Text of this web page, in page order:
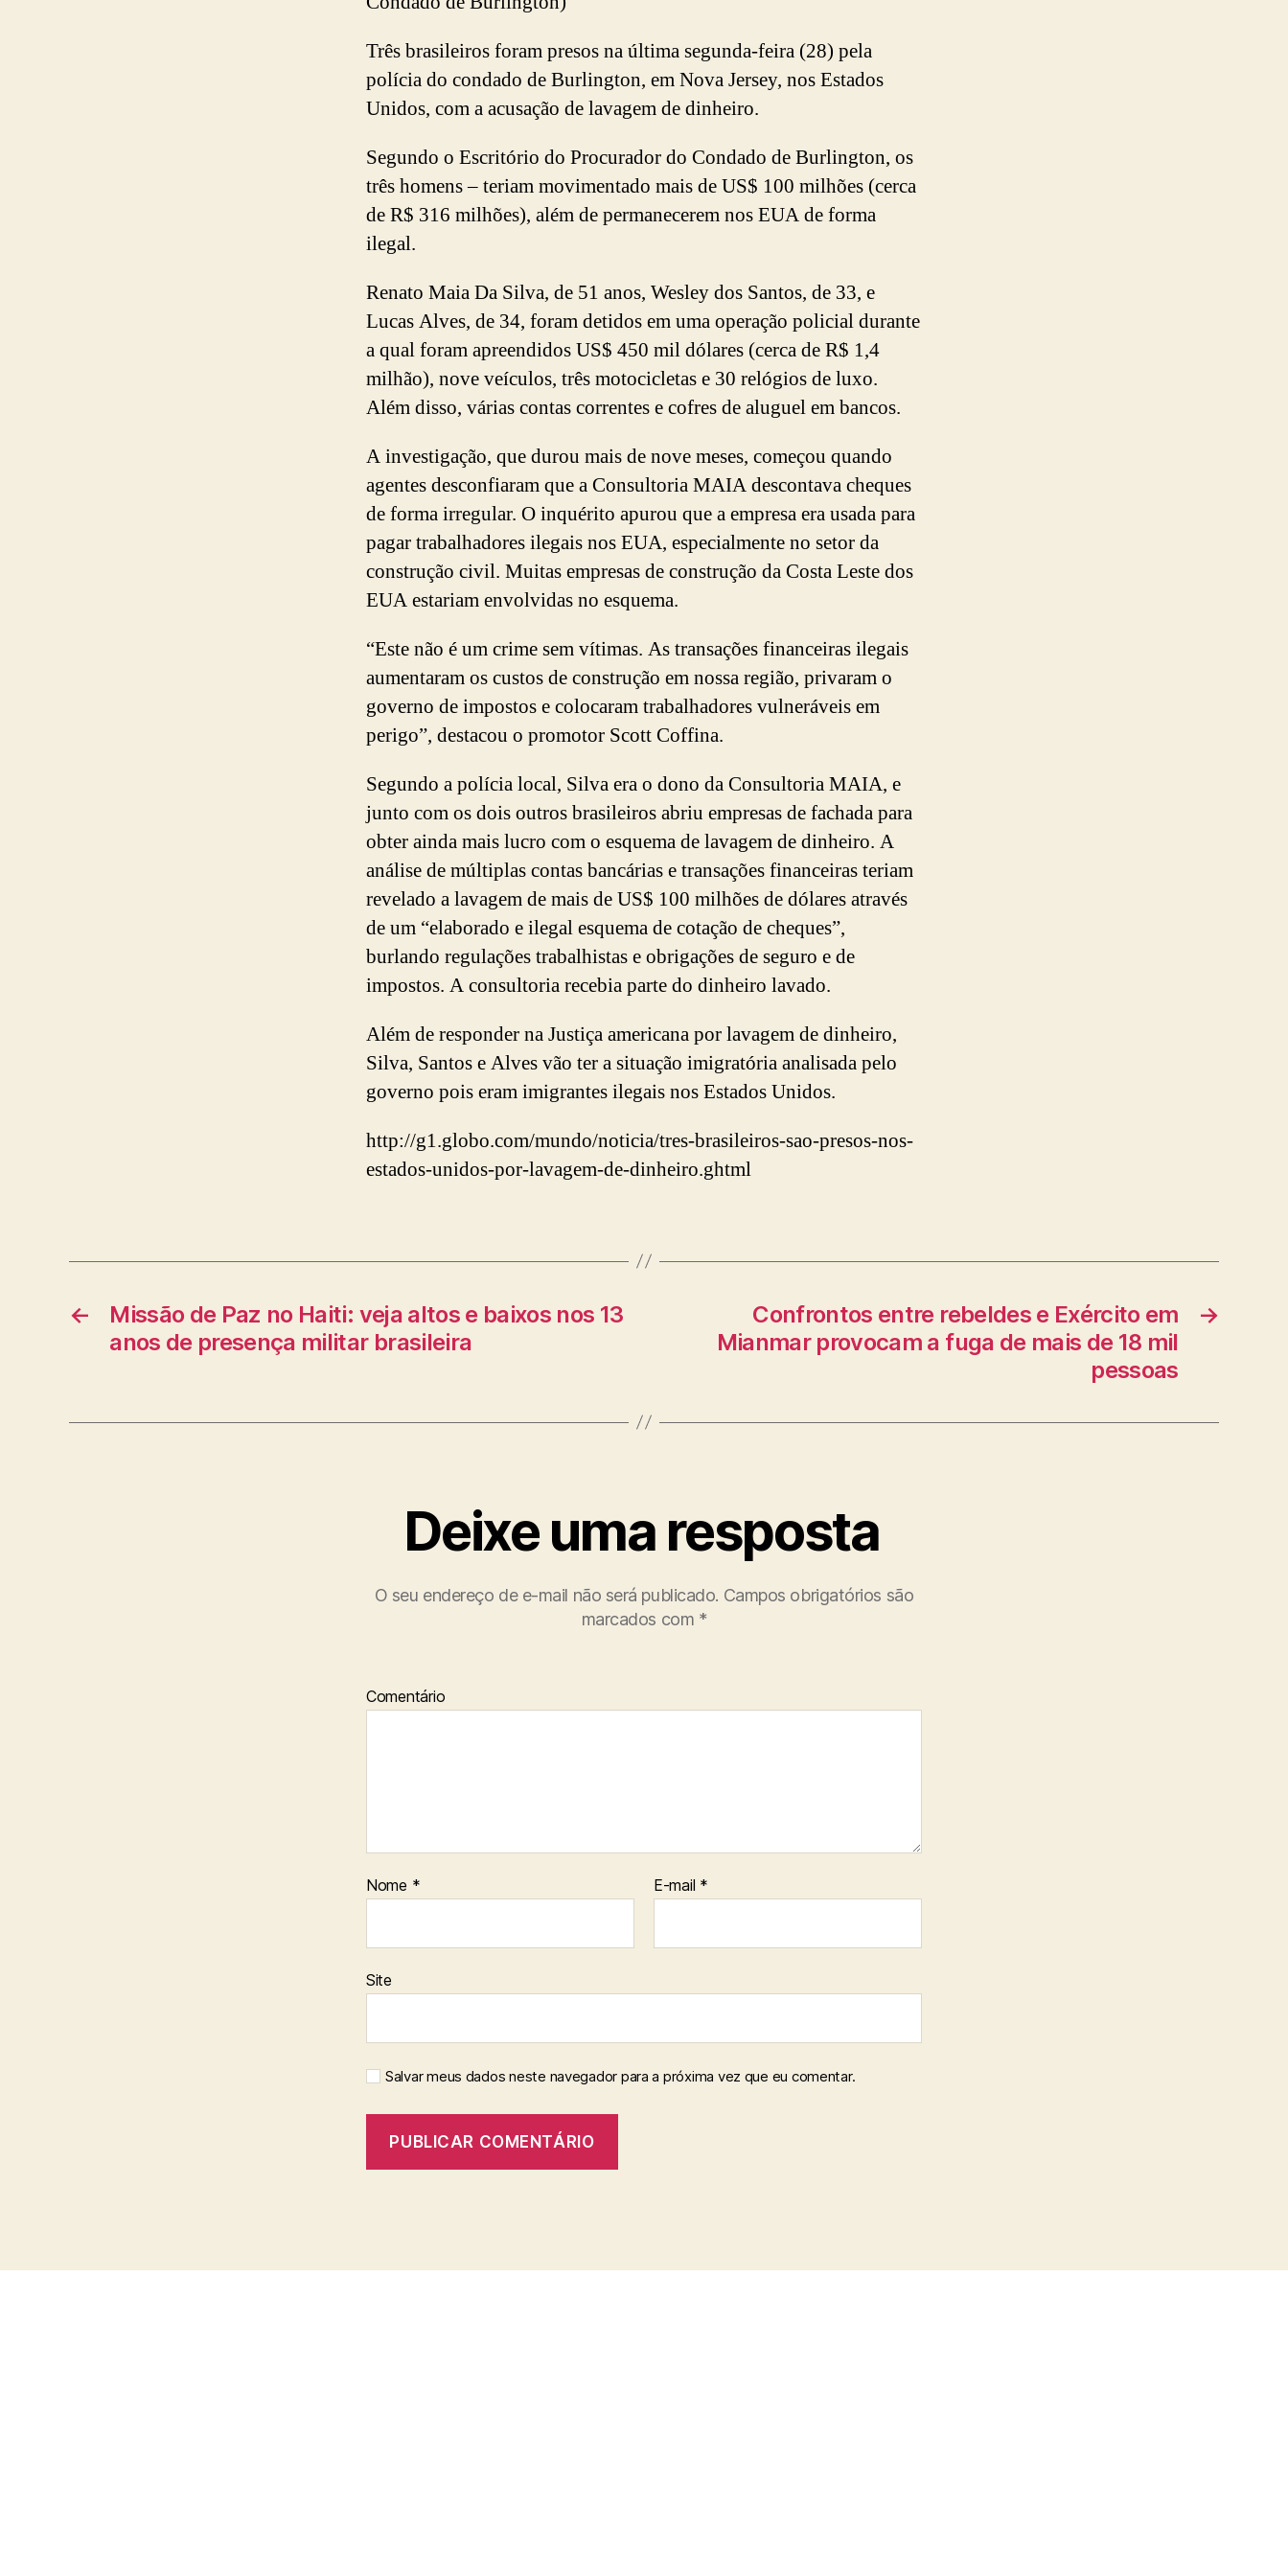
Três brasileiros foram presos na última segunda-feira (28) pela
polícia do condado de Burlington, em Nova Jersey, nos Estados
Unidos, com a acusação de lavagem de dinheiro.
Segundo o Escritório do Procurador do Condado de Burlington, os
três homens – teriam movimentado mais de US$ 100 milhões (cerca
de R$ 316 milhões), além de permanecerem nos EUA de forma
ilegal.
Renato Maia Da Silva, de 51 anos, Wesley dos Santos, de 33, e
Lucas Alves, de 34, foram detidos em uma operação policial durante
a qual foram apreendidos US$ 450 mil dólares (cerca de R$ 1,4
milhão), nove veículos, três motocicletas e 30 relógios de luxo.
Além disso, várias contas correntes e cofres de aluguel em bancos.
A investigação, que durou mais de nove meses, começou quando
agentes desconfiaram que a Consultoria MAIA descontava cheques
de forma irregular. O inquérito apurou que a empresa era usada para
pagar trabalhadores ilegais nos EUA, especialmente no setor da
construção civil. Muitas empresas de construção da Costa Leste dos
EUA estariam envolvidas no esquema.
“Este não é um crime sem vítimas. As transações financeiras ilegais
aumentaram os custos de construção em nossa região, privaram o
governo de impostos e colocaram trabalhadores vulneráveis em
perigo”, destacou o promotor Scott Coffina.
Segundo a polícia local, Silva era o dono da Consultoria MAIA, e
junto com os dois outros brasileiros abriu empresas de fachada para
obter ainda mais lucro com o esquema de lavagem de dinheiro. A
análise de múltiplas contas bancárias e transações financeiras teriam
revelado a lavagem de mais de US$ 100 milhões de dólares através
de um “elaborado e ilegal esquema de cotação de cheques”,
burlando regulações trabalhistas e obrigações de seguro e de
impostos. A consultoria recebia parte do dinheiro lavado.
Além de responder na Justiça americana por lavagem de dinheiro,
Silva, Santos e Alves vão ter a situação imigratória analisada pelo
governo pois eram imigrantes ilegais nos Estados Unidos.
http://g1.globo.com/mundo/noticia/tres-brasileiros-sao-presos-nos-
estados-unidos-por-lavagem-de-dinheiro.ghtml
←
Missão de Paz no Haiti: veja altos e baixos nos 13
anos de presença militar brasileira
→
Confrontos entre rebeldes e Exército em
Mianmar provocam a fuga de mais de 18 mil
pessoas
Deixe uma resposta
O seu endereço de e-mail não será publicado. Campos obrigatórios são
marcados com *
Comentário
Nome * E-mail *
Site
Salvar meus dados neste navegador para a próxima vez que eu comentar.